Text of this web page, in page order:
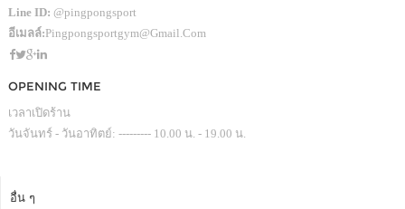
Line ID: @pingpongsport
อีเมลล์:Pingpongsportgym@gmail.com
OPENING TIME
เวลาเปิดร้าน
วันจันทร์ - วันอาทิตย์: --------- 10.00 น. - 19.00 น.
อื่น ๆ